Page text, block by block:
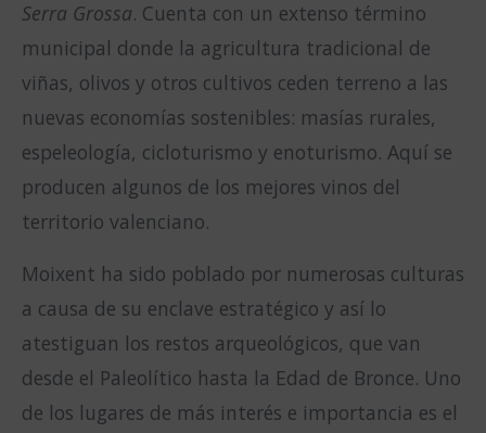
Serra Grossa. Cuenta con un extenso término
municipal donde la agricultura tradicional de
viñas, olivos y otros cultivos ceden terreno a las
nuevas economías sostenibles: masías rurales,
espeleología, cicloturismo y enoturismo. Aquí se
producen algunos de los mejores vinos del
territorio valenciano.
Moixent ha sido poblado por numerosas culturas
a causa de su enclave estratégico y así lo
atestiguan los restos arqueológicos, que van
desde el Paleolítico hasta la Edad de Bronce. Uno
de los lugares de más interés e importancia es el